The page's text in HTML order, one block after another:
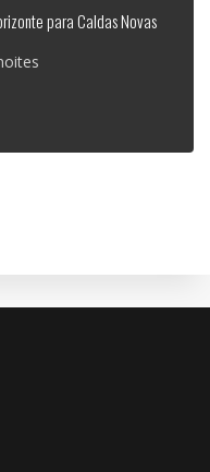
para Caldas Novas